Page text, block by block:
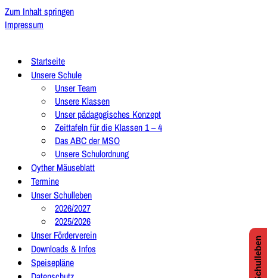
Zum Inhalt springen
Impressum
Startseite
Unsere Schule
Unser Team
Unsere Klassen
Unser pädagogisches Konzept
Zeittafeln für die Klassen 1 – 4
Das ABC der MSO
Unsere Schulordnung
Oyther Mäuseblatt
Termine
Unser Schulleben
2026/2027
2025/2026
Unser Förderverein
Downloads & Infos
Speisepläne